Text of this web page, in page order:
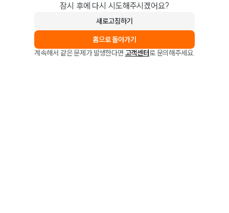
잠시 후에 다시 시도해주시겠어요?
새로고침하기
홈으로 돌아가기
계속해서 같은 문제가 발생한다면 고객센터로 문의해주세요.